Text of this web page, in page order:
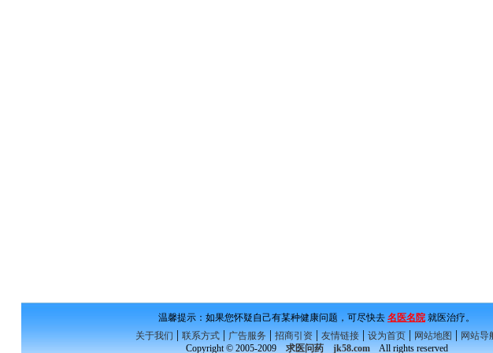
温馨提示：如果您怀疑自己有某种健康问题，可尽快去 名医名院 就医治疗。
关于我们 | 联系方式| 广告服务 | 招商引资| 友情链接| 设为首页| 网站地图 | 网站导
Copyright © 2005-2009 求医问药 jk58.comAll rights reserved